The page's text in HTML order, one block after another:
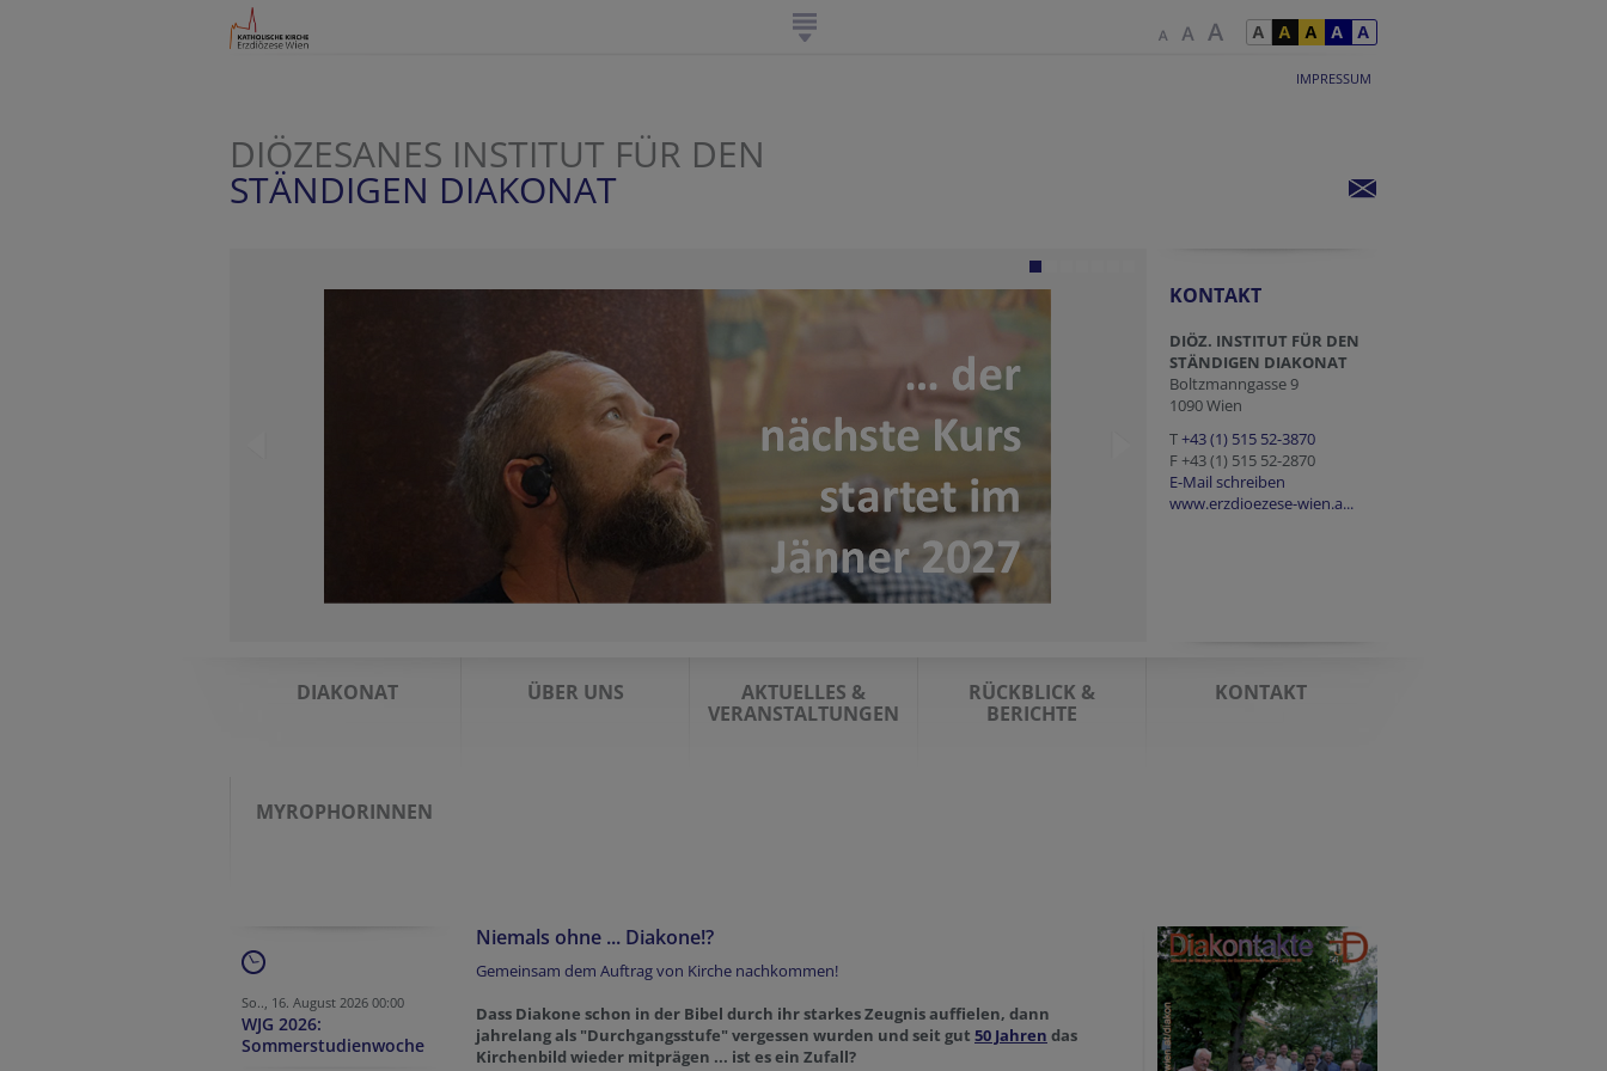
IMPRESSUM
DIÖZESANES INSTITUT FÜR DEN
STÄNDIGEN DIAKONAT
KONTAKT
DIÖZ. INSTITUT FÜR DEN
STÄNDIGEN DIAKONAT
Boltzmanngasse 9
1090 Wien
T+43 (1) 515 52-3870
F +43 (1) 515 52-2870
E-Mail schreiben
www.erzdioezese-wien.a...
DIAKONAT ÜBER UNS
AKTUELLES &
VERANSTALTUNGEN
RÜCKBLICK &
BERICHTE
KONTAKT
MYROPHORINNEN
So.., 16. August 2026 00:00
WJG 2026:
Sommerstudienwoche
Niemals ohne ... Diakone!?
Gemeinsam dem Auftrag von Kirche nachkommen!
Dass Diakone schon in der Bibel durch ihr starkes Zeugnis auffielen, dann
jahrelang als "Durchgangsstufe" vergessen wurden und seit gut 50 Jahren das
Kirchenbild wieder mitprägen ... ist es ein Zufall?